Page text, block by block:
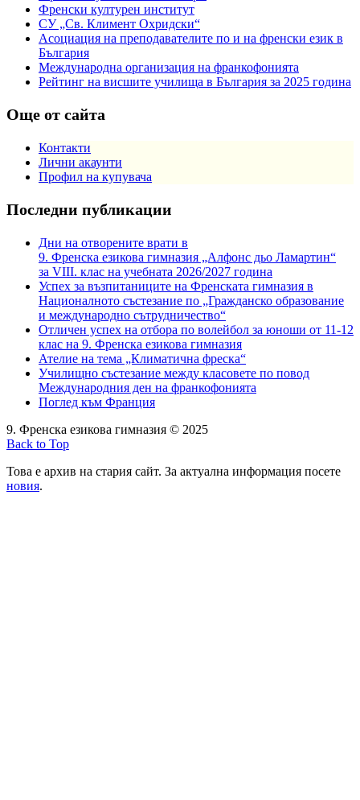
Френски културен институт
СУ „Св. Климент Охридски“
Асоциация на преподавателите по и на френски език в
България
Международна организация на франкофонията
Рейтинг на висшите училища в България за 2025 година
Още от сайта
Контакти
Лични акаунти
Профил на купувача
Последни публикации
Дни на отворените врати в
9. Френска езикова гимназия „Алфонс дьо Ламартин“
за VIII. клас на учебната 2026/2027 година
Успех за възпитаниците на Френската гимназия в
Националното състезание по „Гражданско образование
и международно сътрудничество“
Отличен успех на отбора по волейбол за юноши от 11-12
клас на 9. Френска езикова гимназия
Ателие на тема „Климатична фреска“
Училищно състезание между класовете по повод
Международния ден на франкофонията
Поглед към Франция
9. Френска езикова гимназия © 2025
Back to Top
Това е архив на стария сайт. За актуална информация посете
новия.